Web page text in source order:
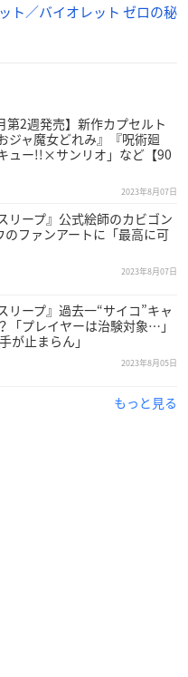
ト／バイオレット ゼロの秘
第2週発売】新作カプセルト
ジャ魔女どれみ』『呪術廻
ュー!!×サンリオ」など【90
2023年8月07日
リープ』公式絵師のカビゴン
のファンアートに「最高に可
2023年8月07日
リープ』過去一“サイコ”キャ
「プレイヤーは治験対象…」
が止まらん」
2023年8月05日
もっと見る